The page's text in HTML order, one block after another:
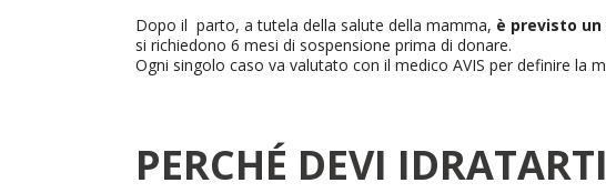
Dopo il parto, a tutela della salute della mamma, è previsto un
si richiedono 6 mesi di sospensione prima di donare.
Ogni singolo caso va valutato con il medico AVIS per definire la
PERCHÉ DEVI